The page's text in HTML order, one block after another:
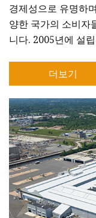
경제성으로 유명하
양한 국가의 소비자
니다. 2005년에 설
는 우리 제품의 최
력하는 경험이 풍부
된 팀을 보유하고 있습니다. 우리의 생
술과 장비를 갖추고
구를 충족시킬 수
택할 수 있는 다양
해하고 있습니다. 당사의 제품 범위에는 목욕 수건, 목욕
가운, 목욕 매트와
요, 시트 세트와 같
리는 끊임없이 새로
더보기